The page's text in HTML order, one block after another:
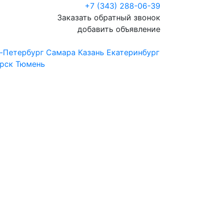
+7 (343) 288-06-39
Заказать обратный звонок
добавить объявление
Петербург Самара Казань Екатеринбург
Тюмень